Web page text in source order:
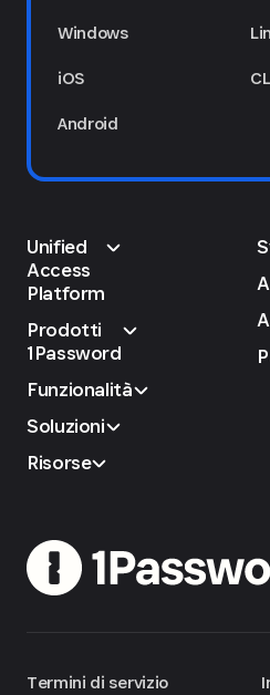
Windows
iOS
Android
Unified
Access
Platform
Prodotti
1Password
Funzionalità
Soluzioni
Risorse
Termini di servizio